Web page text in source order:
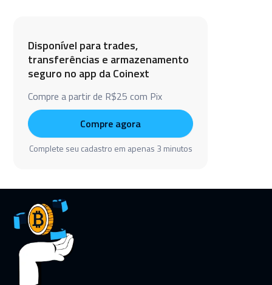
Disponível para trades,
transferências e armazenamento
seguro no app da Coinext
Compre a partir de R$25 com Pix
Compre agora
Complete seu cadastro em apenas 3 minutos